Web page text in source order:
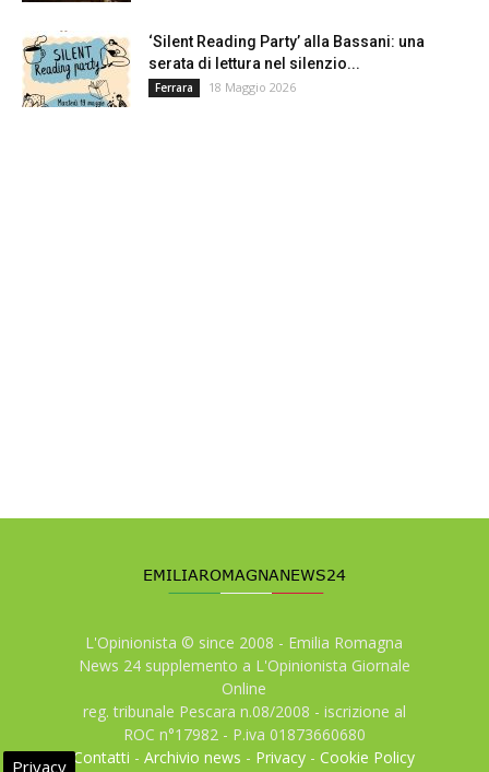
‘Silent Reading Party’ alla Bassani: una
serata di lettura nel silenzio...
Ferrara 18 Maggio 2026
L'Opinionista © since 2008 - Emilia Romagna
News 24 supplemento a L'Opinionista Giornale
Online
reg. tribunale Pescara n.08/2008 - iscrizione al
ROC n°17982 - P.iva 01873660680
Contatti -Archivio news - Privacy -Cookie Policy
Privacy